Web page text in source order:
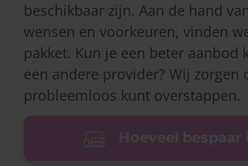
beschikbaar zijn. Aan de hand
wensen en voorkeuren, vinden
pakket. Kun je een beter aanbod
een andere provider? Wij zorgen
probleemloos kunt overstappen.
Hoeveel bespaar